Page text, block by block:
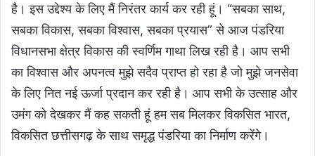
है। इस उद्देश्य के लिए मैं निरंतर कार्य कर रही हूं। “सबका साथ,
सबका विकास, सबका विश्वास, सबका प्रयास” से आज पंडरिया
विधानसभा क्षेत्र विकास की स्वर्णिम गाथा लिख रही है। आप सभी
का विश्वास और अपनत्व मुझे सदैव प्राप्त हो रहा है जो मुझे जनसेवा
के लिए नित नई ऊर्जा प्रदान कर रही है। आप सभी के उत्साह और
उमंग को देखकर मैं कह सकती हूं हम सब मिलकर विकसित भारत,
विकसित छत्तीसगढ़ के साथ समृद्ध पंडरिया का निर्माण करेंगे।